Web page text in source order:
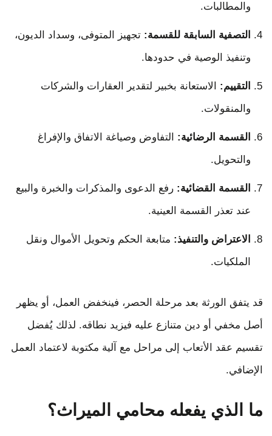
والمطالبات.
التصفية السابقة للقسمة: تجهيز المتوفى، وسداد الديون،
وتنفيذ الوصية في حدودها.
التقييم: الاستعانة بخبير لتقدير العقارات والشركات
والمنقولات.
القسمة الرضائية: التفاوض وصياغة الاتفاق والإفراغ
والتحويل.
القسمة القضائية: رفع الدعوى والمذكرات والخبرة والبيع
عند تعذر القسمة العينية.
الاعتراض والتنفيذ: متابعة الحكم وتحويل الأموال ونقل
الملكيات.
قد يتفق الورثة بعد مرحلة الحصر، فينخفض العمل، أو يظهر
أصل مخفي أو دين متنازع عليه فيزيد نطاقه. لذلك يُفضل
تقسيم عقد الأتعاب إلى مراحل مع آلية مكتوبة لاعتماد العمل
الإضافي.
ما الذي يفعله محامي الميراث؟